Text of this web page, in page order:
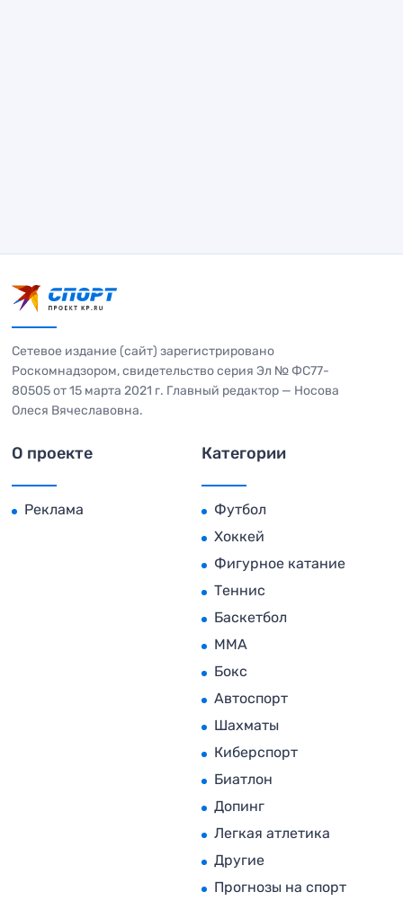
Сетевое издание (сайт) зарегистрировано
Роскомнадзором, свидетельство серия Эл № ФС77-
80505 от 15 марта 2021 г. Главный редактор — Носова
Олеся Вячеславовна.
О проекте
Реклама
Категории
Футбол
Хоккей
Фигурное катание
Теннис
Баскетбол
MMA
Бокс
Автоспорт
Шахматы
Киберспорт
Биатлон
Допинг
Легкая атлетика
Другие
Прогнозы на спорт